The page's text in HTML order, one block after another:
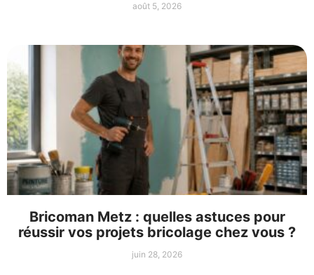
août 5, 2026
Bricoman Metz : quelles astuces pour
réussir vos projets bricolage chez vous ?
juin 28, 2026